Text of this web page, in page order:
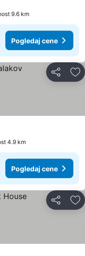
9.6 km
Pogledaj cene
Deli
4.9 km
Pogledaj cene
Deli